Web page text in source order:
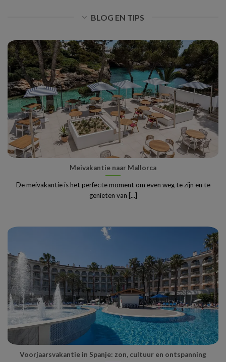
BLOG EN TIPS
Meivakantie naar Mallorca
De meivakantie is het perfecte moment om even weg te zijn en te
genieten van [...]
Voorjaarsvakantie in Spanje: zon, cultuur en ontspanning